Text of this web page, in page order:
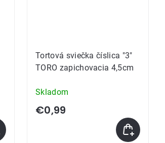
Tortová sviečka číslica "3"
TORO zapichovacia 4,5cm
Skladom
€0,99